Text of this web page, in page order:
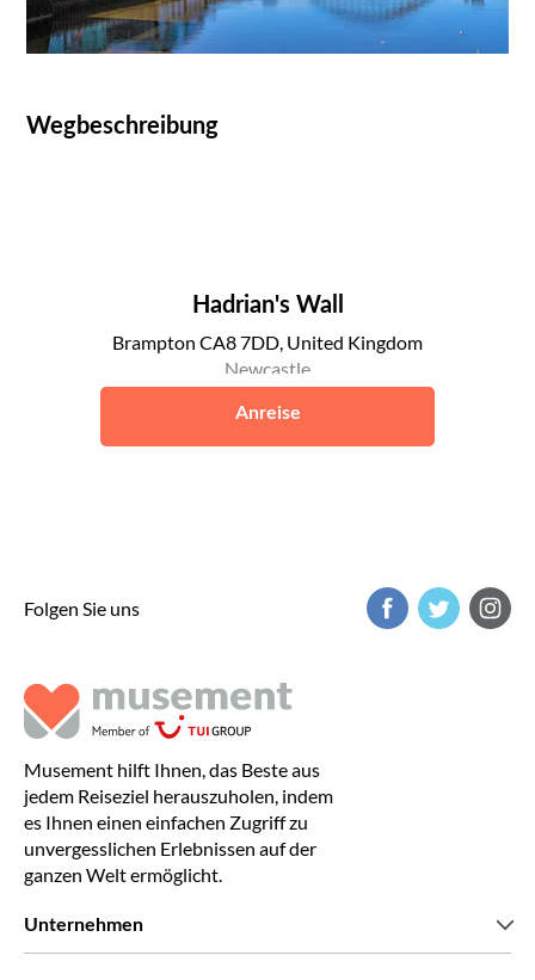
Wegbeschreibung
Hadrian's Wall
Brampton CA8 7DD, United Kingdom
Newcastle
Anreise
Folgen Sie uns
Musement hilft Ihnen, das Beste aus
jedem Reiseziel herauszuholen, indem
es Ihnen einen einfachen Zugriff zu
unvergesslichen Erlebnissen auf der
ganzen Welt ermöglicht.
Unternehmen